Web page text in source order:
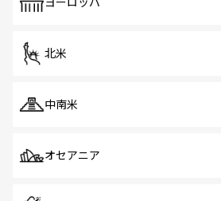
北米
中南米
オセアニア